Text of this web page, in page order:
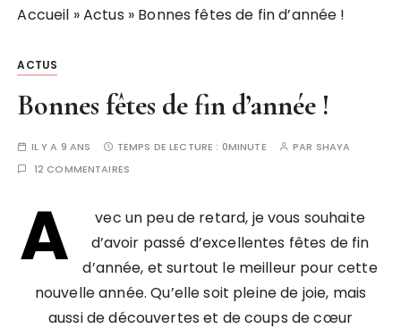
Accueil »Actus » Bonnes fêtes de fin d’année !
ACTUS
Bonnes fêtes de fin d’année !
IL Y A 9 ANS TEMPS DE LECTURE : 0MINUTE PAR SHAYA
12 COMMENTAIRES
A
vec un peu de retard, je vous souhaite
d’avoir passé d’excellentes fêtes de fin
d’année, et surtout le meilleur pour cette
nouvelle année. Qu’elle soit pleine de joie, mais
aussi de découvertes et de coups de cœur